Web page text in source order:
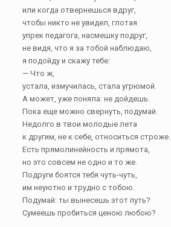
или когда отвернешься вдруг,
чтобы никто не увидел, глотая
упрек педагога, насмешку подруг,
не видя, что я за тобой наблюдаю,
я подойду и скажу тебе:
— Что ж,
устала, измучилась, стала угрюмой.
А может, уже поняла: не дойдешь.
Пока еще можно свернуть, подумай.
Недолго в твои молодые лета
к другим, не к себе, относиться строже.
Есть прямолинейность и прямота,
но это совсем не одно и то же.
Подруги боятся тебя чуть-чуть,
им неуютно и трудно с тобою.
Подумай: ты вынесешь этот путь?
Сумеешь пробиться ценою любою?